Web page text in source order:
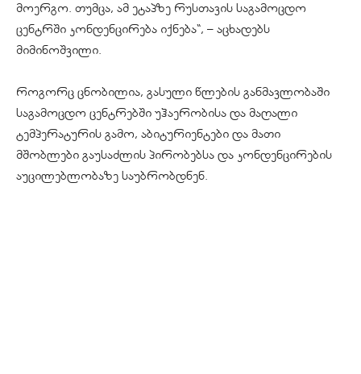
მოერგო. თუმცა, ამ ეტაპზე რუსთავის საგამოცდო
ცენტრში კონდენცირება იქნება“, – აცხადებს
მიმინოშვილი.
როგორც ცნობილია, გასული წლების განმავლობაში
საგამოცდო ცენტრებში უჰაერობისა და მაღალი
ტემპერატურის გამო, აბიტურიენტები და მათი
მშობლები გაუსაძლის პირობებსა და კონდენცირების
აუცილებლობაზე საუბრობდნენ.